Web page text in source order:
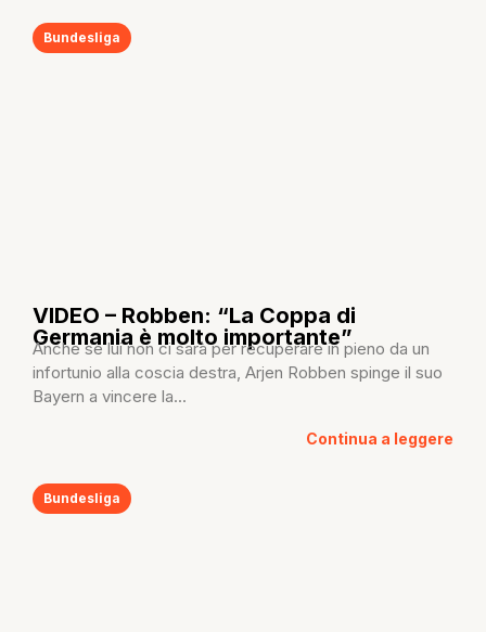
Bundesliga
VIDEO – Robben: “La Coppa di
Germania è molto importante”
Anche se lui non ci sarà per recuperare in pieno da un
infortunio alla coscia destra, Arjen Robben spinge il suo
Bayern a vincere la...
Continua a leggere
Bundesliga